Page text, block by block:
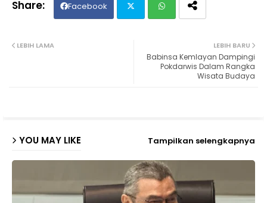
Facebook
ats
LEBIH BARU
Babinsa Kemlayan Dampingi
Pokdarwis Dalam Rangka
Wisata Budaya
LEBIH LAMA
YOU MAY LIKE Tampilkan selengkapnya